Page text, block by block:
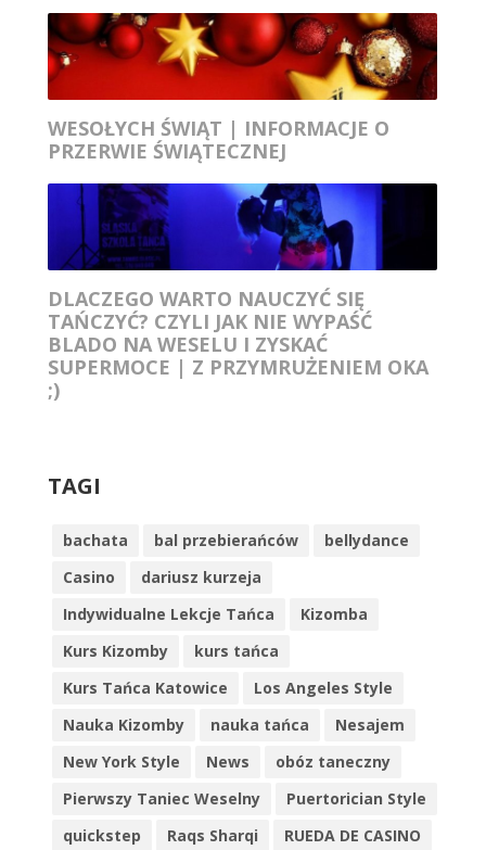
WESOŁYCH ŚWIĄT | INFORMACJE O
PRZERWIE ŚWIĄTECZNEJ
DLACZEGO WARTO NAUCZYĆ SIĘ
TAŃCZYĆ? CZYLI JAK NIE WYPAŚĆ
BLADO NA WESELU I ZYSKAĆ
SUPERMOCE | Z PRZYMRUŻENIEM OKA
;)
TAGI
bachata bal przebierańców
bellydance
Casino
dariusz kurzeja
Indywidualne Lekcje Tańca
Kizomba
Kurs Kizomby
kurs tańca
Kurs Tańca Katowice
Los Angeles Style
Nauka Kizomby
nauka tańca
Nesajem
New York Style
News
obóz taneczny
Pierwszy Taniec Weselny
Puertorician Style
quickstep
Raqs Sharqi
RUEDA DE CASINO